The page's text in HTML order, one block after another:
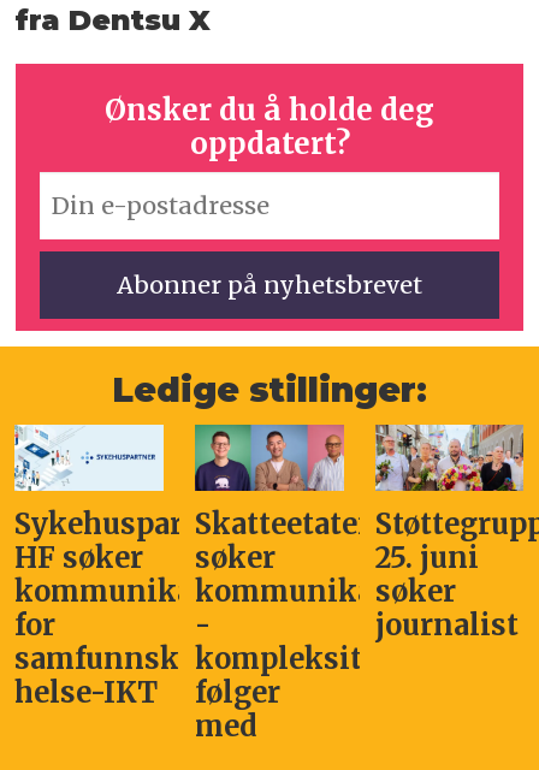
fra Dentsu X
Ønsker du å holde deg
oppdatert?
Ledige stillinger:
Sykehuspartner
HF søker
kommunikasjonssjef
for
samfunnskritisk
helse-IKT
Skatteetaten
søker
kommunikasjonsleder
-
kompleksitet
følger
med
25. juni
søker
journalist